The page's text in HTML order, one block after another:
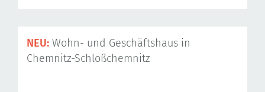
NEU: Wohn- und Geschäftshaus in
Chemnitz-Schloßchemnitz